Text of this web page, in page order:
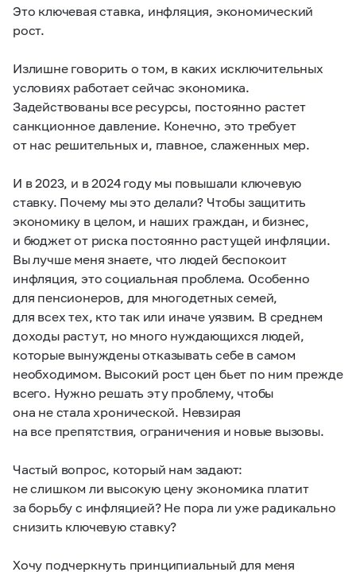
Это ключевая ставка, инфляция, экономический
рост.
Излишне говорить о том, в каких исключительных
условиях работает сейчас экономика.
Задействованы все ресурсы, постоянно растет
санкционное давление. Конечно, это требует
от нас решительных и, главное, слаженных мер.
И в 2023, и в 2024 году мы повышали ключевую
ставку. Почему мы это делали? Чтобы защитить
экономику в целом, и наших граждан, и бизнес,
и бюджет от риска постоянно растущей инфляции.
Вы лучше меня знаете, что людей беспокоит
инфляция, это социальная проблема. Особенно
для пенсионеров, для многодетных семей,
для всех тех, кто так или иначе уязвим. В среднем
доходы растут, но много нуждающихся людей,
которые вынуждены отказывать себе в самом
необходимом. Высокий рост цен бьет по ним прежде
всего. Нужно решать эту проблему, чтобы
она не стала хронической. Невзирая
на все препятствия, ограничения и новые вызовы.
Частый вопрос, который нам задают:
не слишком ли высокую цену экономика платит
за борьбу с инфляцией? Не пора ли уже радикально
снизить ключевую ставку?
Хочу подчеркнуть принципиальный для меня